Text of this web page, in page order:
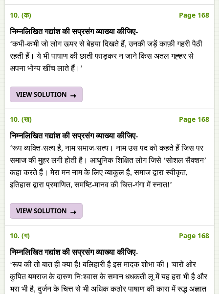
10. (क) Page 168
निम्नलिखित गद्यांश की सप्रसंग व्याख्या कीजिए-
‘कभी-कभी जो लोग ऊपर से बेहया दिखते हैं, उनकी जड़ें काफ़ी गहरी पैठी
रहती हैं। ये भी पाषाण की छाती फाड़कर न जाने किस अतल गह्हर से
अपना भोग्य खींच लाते हैं।’
VIEW SOLUTION
10. (ख) Page 168
निम्नलिखित गद्यांश की सप्रसंग व्याख्या कीजिए-
‘रूप व्यक्ति-सत्य है, नाम समाज-सत्य। नाम उस पद को कहते हैं जिस पर
समाज की मुहर लगी होती है। आधुनिक शिक्षित लोग जिसे ‘सोशल सैक्शन’
कहा करते हैं। मेरा मन नाम के लिए व्याकुल है, समाज द्वारा स्वीकृत,
इतिहास द्वारा प्रमाणित, समष्टि-मानव की चित्त-गंगा में स्नात!’
VIEW SOLUTION
10. (ग) Page 168
निम्नलिखित गद्यांश की सप्रसंग व्याख्या कीजिए-
‘रूप की तो बात ही क्या है! बलिहारी है इस मादक शोभा की। चारों ओर
कुपित यमराज के दारुण निःश्वास के समान धधकती लू में यह हरा भी है और
भरा भी है, दुर्जन के चित्त से भी अधिक कठोर पाषाण की कारा में रुद्ध अज्ञात